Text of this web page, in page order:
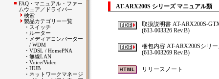
FAQ・マニュアル・ファー
ムウェア／ドライバー
検索
製品カテゴリー一覧
・ スイッチ
・ ルーター
・ メディアコンバーター
/ WDM
・ VDSL / HomePNA
・ 無線LAN
・ Voice/Video
・ HUB
・ ネットワークマネージ
AT-ARX200S シリーズ マニュアル類
取扱説明書 AT-ARX200S-
(613-003326 Rev.B)
梱包内容 AT-ARX200Sシリ
(613-003269 Rev.B)
リリースノート